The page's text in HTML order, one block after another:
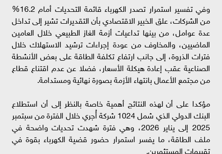
وفي تفسير استمرار تصدر الكهرباء قائمة التحديات أمام 16.2%
من الشركات، علق الخبير الاقتصادي بأن التقديرات تشير إلى تداخل
عدة عوامل، من بينها تداعيات أزمة الغاز الطبيعي خلال العامين
الماضيين، والمخاوف من عودة إجراءات ترشيد الاستهلاك خلال
فترات الذروة، إلى جانب ارتفاع تكلفة الطاقة على بعض الأنشطة
الصناعية عقب إعادة هيكلة الأسعار، فضلا عن عدم اقتناع قطاع
من مجتمع الأعمال بانتهاء الأزمة بصورة نهائية ومستدامة.
مؤكدا على أن لهذه النتائج أهمية خاصة بالنظر إلى أن استطلاع
البنك الدولي الذي شمل 1024 شركة أُجري خلال الفترة من سبتمبر
2025 إلى يناير 2026، وهي فترة شهدت تحديات واضحة في
ملف الطاقة، ما يفسر استمرار حضور قضية الكهرباء بقوة في
تقييمات المستثمرين.